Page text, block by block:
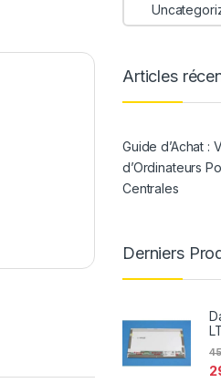
Articles
Guide d’Achat :
d’Ordinateurs
Centrales
Derniers